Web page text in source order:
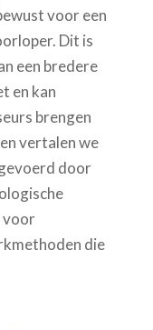
voor een
Dit is
een bredere
en kan
brengen
vertalen we
door
voor
die